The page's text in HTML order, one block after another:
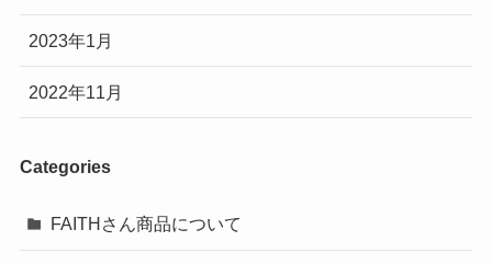
2023年1月
2022年11月
Categories
FAITHさん商品について